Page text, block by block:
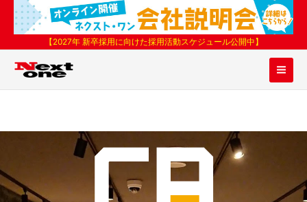
ス
【2027年 新卒採用に向けた採用活動スケジュール公開中】